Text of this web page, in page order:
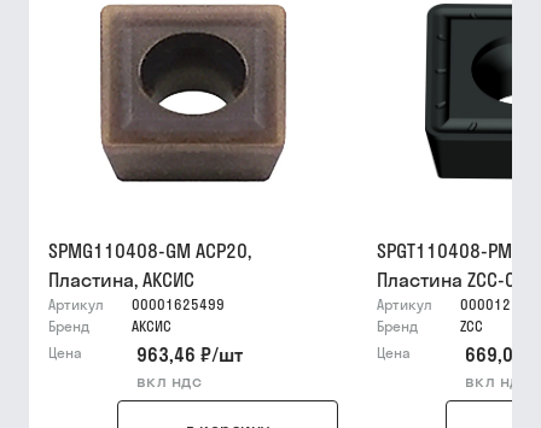
SPMG110408-GM ACP20,
Пластина, АКСИС
Артикул
00001625499
Бренд
АКСИС
Цена
963,46 ₽/шт
вкл ндс
SPGT110408-PM
Пластина ZCC-CT
Артикул
Бренд
ZCC
Цена
669,03 ₽
вкл ндс